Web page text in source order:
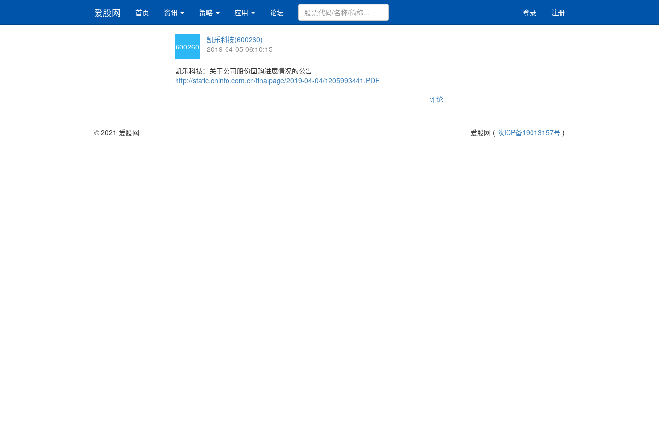
爱股网 首页 资讯 策略 应用 论坛 登录 注册
600260
凯乐科技(600260)
2019-04-05 06:10:15
凯乐科技：关于公司股份回购进展情况的公告 -
http://static.cninfo.com.cn/finalpage/2019-04-04/1205993441.PDF
评论
© 2021 爱股网 爱股网 ( 陕ICP备19013157号 )